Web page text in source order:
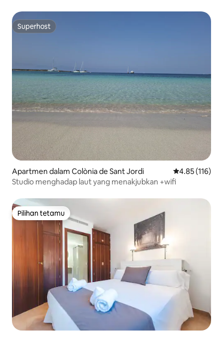
Superhost
Superhost
Apartmen dalam Colònia de Sant Jordi Penarafan
4.85 (116)
Studio menghadap laut yang menakjubkan +wifi
Pilihan tetamu
Pilihan tetamu